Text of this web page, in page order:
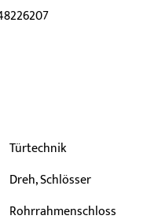
Türtechnik
Dreh, Schlösser
Rohrrahmenschloss